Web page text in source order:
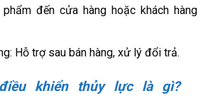
đến cửa hàng hoặc khách hàng
Hỗ trợ sau bán hàng, xử lý đổi trả.
khiển thủy lực là gì?